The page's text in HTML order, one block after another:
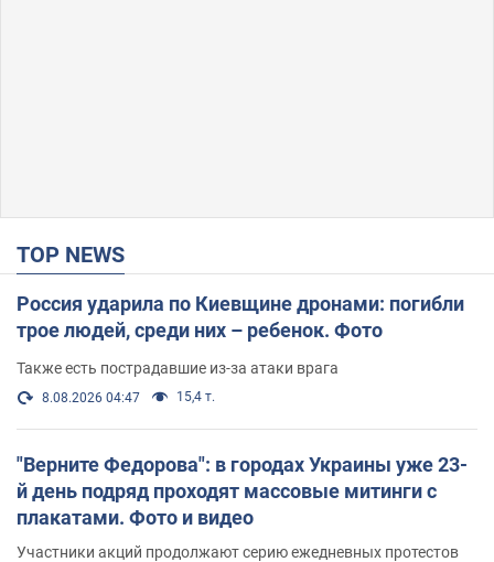
TOP NEWS
Россия ударила по Киевщине дронами: погибли
трое людей, среди них – ребенок. Фото
Также есть пострадавшие из-за атаки врага
8.08.2026 04:47 15,4 т.
"Верните Федорова": в городах Украины уже 23-
й день подряд проходят массовые митинги с
плакатами. Фото и видео
Участники акций продолжают серию ежедневных протестов